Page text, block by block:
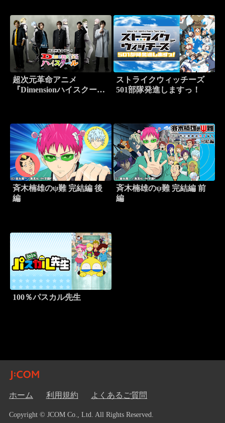
超次元革命アニメ
『Dimensionハイスクー
ストライクウィッチーズ
501部隊発進しますっ！
斉木楠雄のψ難 完結編 後
編
斉木楠雄のψ難 完結編 前
編
100％パスカル先生
ホーム 利用規約 よくあるご質問
Copyright © JCOM Co., Ltd. All Rights Reserved.